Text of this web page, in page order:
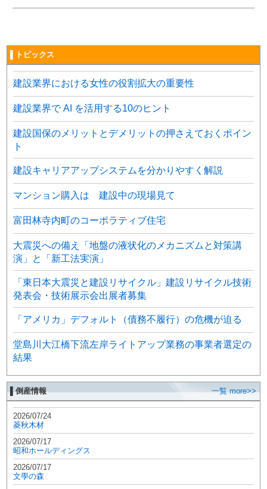
▌トピックス
建設業界における女性の役割拡大の重要性
建設業界で AI を活用する10のヒント
建設国保のメリットとデメリットの押さえておくポイン
ト
建設キャリアアップシステムを分かりやすく解説
マンション購入は 建設中の現場見て
富田林寺内町のコーポラティブ住宅
大震災への備え「地盤の液状化のメカニズムと対策講
演」と「新工法実演」
「東日本大震災と建設リサイクル」建設リサイクル技術
発表会・技術展示会出展者募集
「アメリカ」デフォルト（債務不履行）の危機が迫る
堂島川大江橋下流左岸ライトアップ業務の事業者選定の
結果
▌倒産情報 一覧 more>>
2026/07/24
菱秋木材
2026/07/17
昭和ホールディングス
2026/07/17
文學の森